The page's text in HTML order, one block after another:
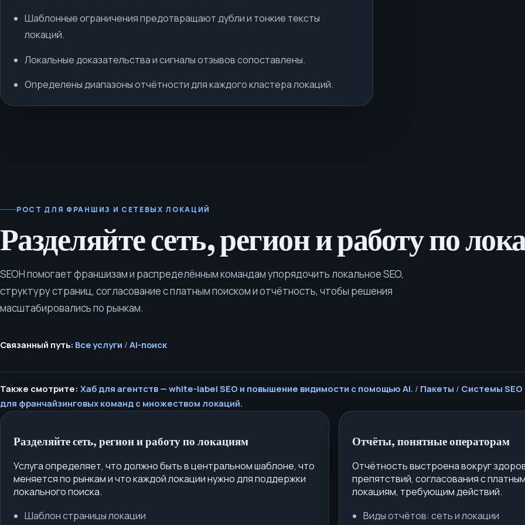
Шаблонные ограничения предотвращают дубли и тонкие тексты
локаций.
Локальные доказательства и сигналы отзывов сопоставлены.
Определены диапазоны отчётности для каждого кластера локаций.
РОСТ ДЛЯ ФРАНШИЗ И СЕТЕВЫХ ЛОКАЦИЙ
Разделяйте сеть, регион и работу по
SEOH помогает франшизам и распределённым командам упорядочить локальное SEO,
структуру страниц, согласование с платным поиском и отчётность, чтобы решения
масштабировались по рынкам.
Связанный путь: Все услуги / AI-поиск
Также смотрите: Хаб для агентств — white-label SEO и повышение видимости с помощью AI. / Пакеты / Системы SEO
для франчайзинговых команд с множеством локаций.
Разделяйте сеть, регион и работу по локациям
Услуга определяет, что должно быть в центральном шаблоне, что
меняется по рынкам и что каждой локации нужно для поддержки
локального поиска.
Шаблон страницы локации
Отчёты, понятные операторам
Отчётность выстроена вокруг
препятствий, согласования с
локациям, требующим действий.
Виды отчётов: сеть и локации